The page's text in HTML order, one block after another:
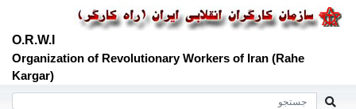
O.R.W.I
Organization of Revolutionary Workers of Iran (Rahe
Kargar)